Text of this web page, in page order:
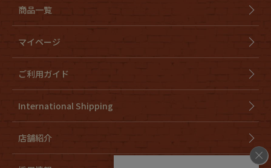
商品一覧
マイページ
ご利用ガイド
International Shipping
店舗紹介